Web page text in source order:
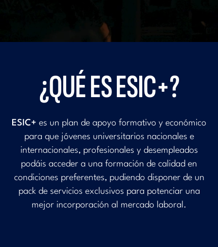
¿QUÉ ES ESIC+?
ESIC+ es un plan de apoyo formativo y económico
para que jóvenes universitarios nacionales e
internacionales, profesionales y desempleados
podáis acceder a una formación de calidad en
condiciones preferentes, pudiendo disponer de un
pack de servicios exclusivos para potenciar una
mejor incorporación al mercado laboral.